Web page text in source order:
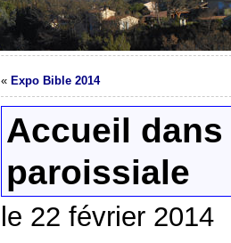
« Expo Bible 2014
Accueil
paroissiale
le 22 février 2014